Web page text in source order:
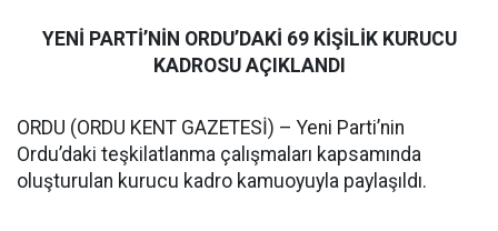
YENİ PARTİ’NİN ORDU’DAKİ 69 KİŞİLİK KURUCU
KADROSU AÇIKLANDI
ORDU (ORDU KENT GAZETESİ) – Yeni Parti’nin
Ordu’daki teşkilatlanma çalışmaları kapsamında
oluşturulan kurucu kadro kamuoyuyla paylaşıldı.